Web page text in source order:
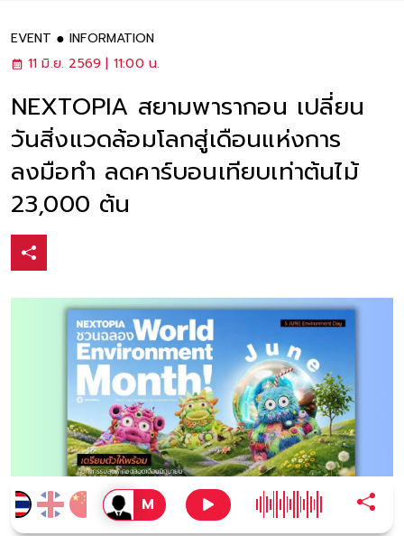
EVENT
INFORMATION
11 มิ.ย. 2569 | 11:00 น.
NEXTOPIA สยามพารากอน เปลี่ยน
วันสิ่งแวดล้อมโลกสู่เดือนแห่งการ
ลงมือทำ ลดคาร์บอนเทียบเท่าต้นไม้
23,000 ต้น